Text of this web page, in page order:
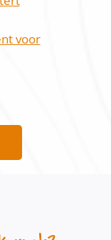
voor